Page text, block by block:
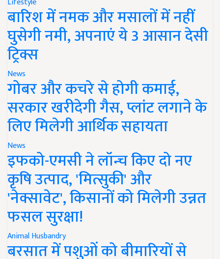
बारिश में नमक और मसालों में नहीं
घुसेगी नमी, अपनाएं ये 3 आसान देसी
ट्रिक्स
News
गोबर और कचरे से होगी कमाई,
सरकार खरीदेगी गैस, प्लांट लगाने के
लिए मिलेगी आर्थिक सहायता
News
इफको-एमसी ने लॉन्च किए दो नए
कृषि उत्पाद, 'मित्सुकी' और
'नेक्सावेट', किसानों को मिलेगी उन्नत
फसल सुरक्षा!
Animal Husbandry
बरसात में पशुओं को बीमारियों से